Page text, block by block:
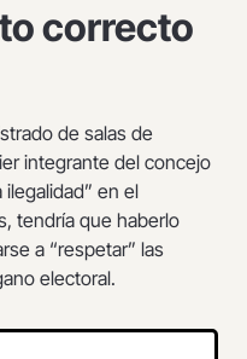
correcto
de salas de
integrante del concejo
en el
tendría que haberlo
a “respetar” las
electoral.